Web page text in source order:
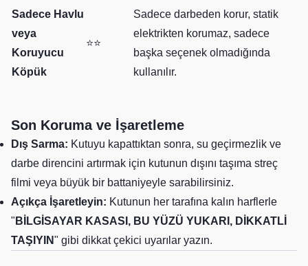
Sadece Havlu
veya
Koruyucu
Köpük
⭐⭐
Sadece darbeden korur, statik
elektrikten korumaz, sadece
başka seçenek olmadığında
kullanılır.
Son Koruma ve İşaretleme
Dış Sarma: Kutuyu kapattıktan sonra, su geçirmezlik ve
darbe direncini artırmak için kutunun dışını taşıma streç
filmi veya büyük bir battaniyeyle sarabilirsiniz.
Açıkça İşaretleyin: Kutunun her tarafına kalın harflerle
" BİLGİSAYAR KASASI, BU YÜZÜ YUKARI, DİKKATLİ
TAŞIYIN" gibi dikkat çekici uyarılar yazın.